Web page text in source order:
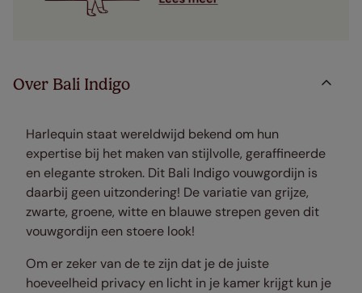
Over Bali Indigo
Harlequin staat wereldwijd bekend om hun
expertise bij het maken van stijlvolle, geraffineerde
en elegante stroken. Dit Bali Indigo vouwgordijn is
daarbij geen uitzondering! De variatie van grijze,
zwarte, groene, witte en blauwe strepen geven dit
vouwgordijn een stoere look!
Om er zeker van de te zijn dat je de juiste
hoeveelheid privacy en licht in je kamer krijgt kun je